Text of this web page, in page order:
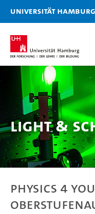
Universität Hamburg
Light &
Physics 4 you